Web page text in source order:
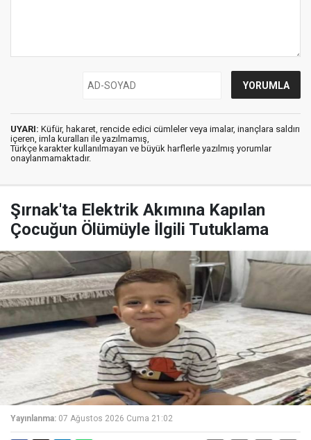
UYARI: Küfür, hakaret, rencide edici cümleler veya imalar, inançlara saldırı
içeren, imla kuralları ile yazılmamış,
Türkçe karakter kullanılmayan ve büyük harflerle yazılmış yorumlar
onaylanmamaktadır.
Şırnak'ta Elektrik Akımına Kapılan
Çocuğun Ölümüyle İlgili Tutuklama
Yayınlanma: 07 Ağustos 2026 Cuma 21:02